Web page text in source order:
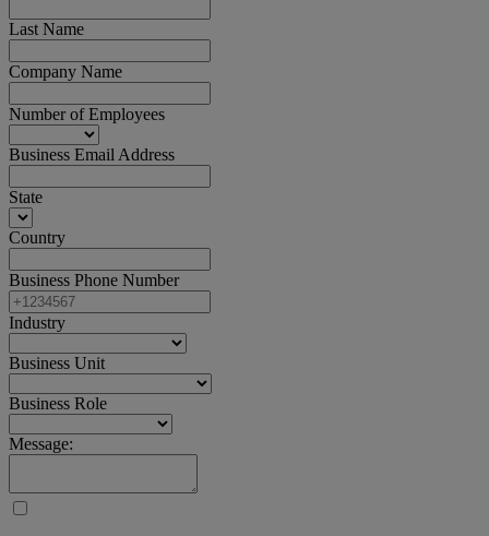
Last Name
Company Name
Number of Employees
Business Email Address
State
Country
Business Phone Number
Industry
Business Unit
Business Role
Message: